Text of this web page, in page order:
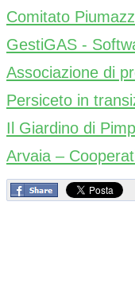
Comitato
GestiGAS -
Associazione di
Persiceto in
Il Giardino di
Arvaia –